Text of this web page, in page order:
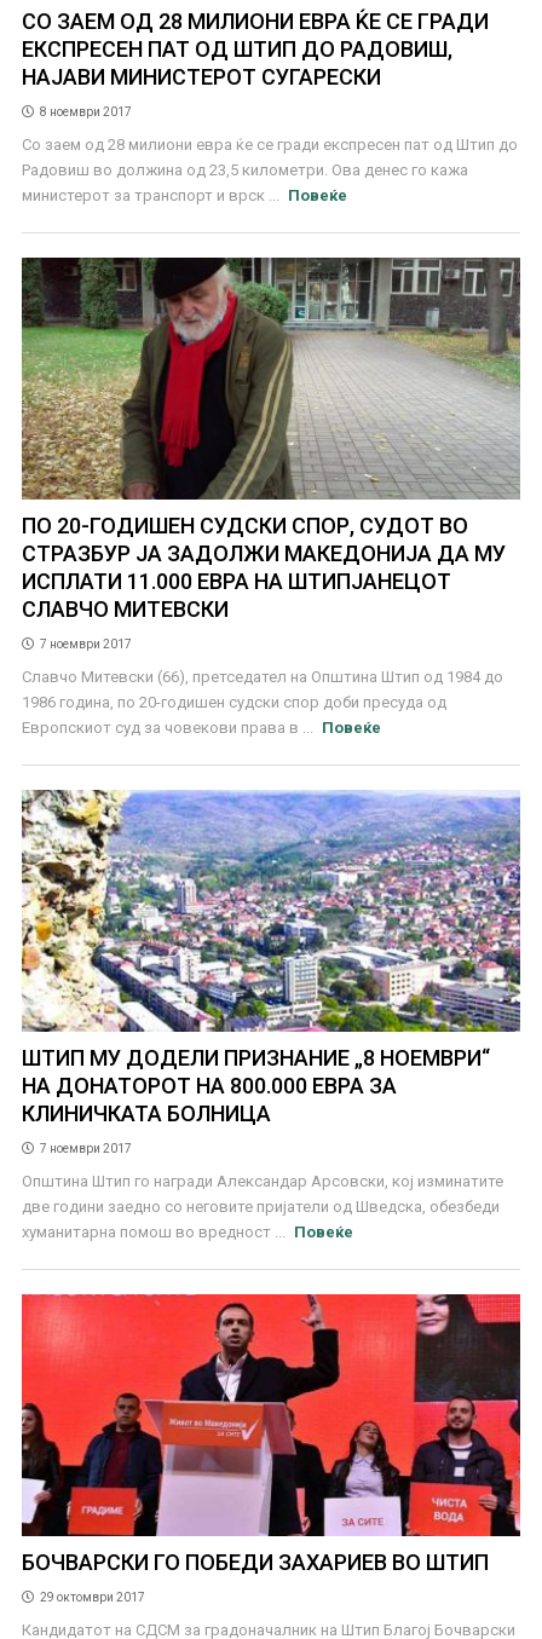
СО ЗАЕМ ОД 28 МИЛИОНИ ЕВРА ЌЕ СЕ ГРАДИ
ЕКСПРЕСЕН ПАТ ОД ШТИП ДО РАДОВИШ,
НАЈАВИ МИНИСТЕРОТ СУГАРЕСКИ
8 ноември 2017
Со заем од 28 милиони евра ќе се гради експресен пат од Штип до
Радовиш во должина од 23,5 километри. Ова денес го кажа
министерот за транспорт и врск ...
Повеќе
ПО 20-ГОДИШЕН СУДСКИ СПОР, СУДОТ ВО
СТРАЗБУР ЈА ЗАДОЛЖИ МАКЕДОНИЈА ДА МУ
ИСПЛАТИ 11.000 ЕВРА НА ШТИПЈАНЕЦОТ
СЛАВЧО МИТЕВСКИ
7 ноември 2017
Славчо Митевски (66), претседател на Општина Штип од 1984 до
1986 година, по 20-годишен судски спор доби пресуда од
Европскиот суд за човекови права в ...
Повеќе
ШТИП МУ ДОДЕЛИ ПРИЗНАНИЕ „8 НОЕМВРИ“
НА ДОНАТОРОТ НА 800.000 ЕВРА ЗА
КЛИНИЧКАТА БОЛНИЦА
7 ноември 2017
Општина Штип го награди Александар Арсовски, кој изминатите
две години заедно со неговите пријатели од Шведска, обезбеди
хуманитарна помош во вредност ...
Повеќе
БОЧВАРСКИ ГО ПОБЕДИ ЗАХАРИЕВ ВО ШТИП
29 октомври 2017
Кандидатот на СДСМ за градоначалник на Штип Благој Бочварски